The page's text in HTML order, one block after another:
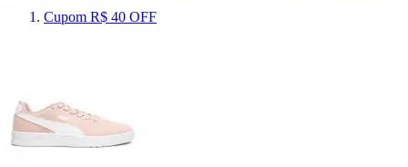
Cupom R$ 40 OFF